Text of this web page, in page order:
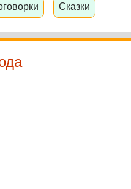
Сказки